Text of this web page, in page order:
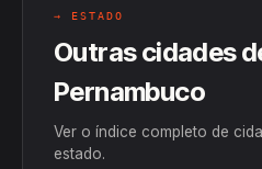
→ ESTADO
Outras cidades
Pernambuco
Ver o índice completo de
estado.